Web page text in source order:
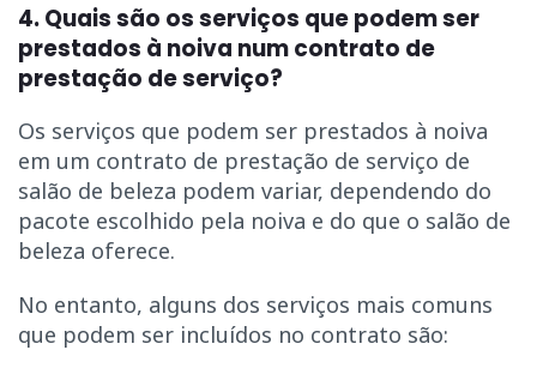
4. Quais são os serviços que podem ser
prestados à noiva num contrato de
prestação de serviço?
Os serviços que podem ser prestados à noiva
em um contrato de prestação de serviço de
salão de beleza podem variar, dependendo do
pacote escolhido pela noiva e do que o salão de
beleza oferece.
No entanto, alguns dos serviços mais comuns
que podem ser incluídos no contrato são: